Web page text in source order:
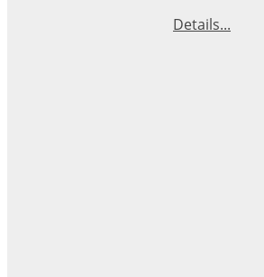
Details...